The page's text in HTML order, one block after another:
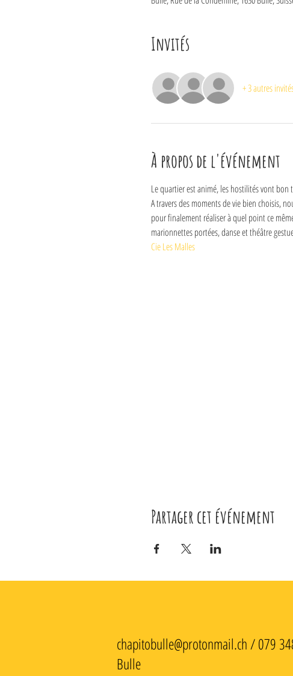
Invités
+ 3 autres
À propos de l'événement
Le quartier est animé, les hostilités vont
A travers des moments de vie bien choisis,
pour finalement réaliser à quel point ce
marionnettes portées, danse et théâtre
Cie Les Malles
Partager cet événement
chapitobulle@protonmail.ch/ 079
Bulle